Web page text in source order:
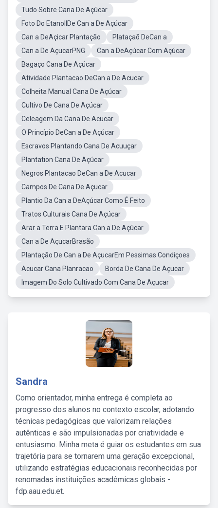
Tudo Sobre Cana De Açúcar
Foto Do EtanollDe Can a De Açúcar
Can a DeAçicar Plantação
Plataçaõ DeCan a
Can a De AçucarPNG
Can a DeAçúcar Com Açúcar
Bagaço Cana De Açúcar
Atividade Plantacao DeCan a De Acucar
Colheita Manual Cana De Açúcar
Cultivo De Cana De Açúcar
Celeagem Da Cana De Acucar
O Princípio DeCan a De Açúcar
Escravos Plantando Cana De Acuuçar
Plantation Cana De Açúcar
Negros Plantacao DeCan a De Acucar
Campos De Cana De Açucar
Plantio Da Can a DeAçúcar Como É Feito
Tratos Culturais Cana De Açúcar
Arar a Terra E Plantara Can a De Açúcar
Can a De AçucarBrasão
Plantação De Can a De AçucarEm Pessimas Condiçoes
Acucar Cana Planracao
Borda De Cana De Açucar
Imagem Do Solo Cultivado Com Cana De Açucar
Sandra
Como orientador, minha entrega é completa ao
progresso dos alunos no contexto escolar, adotando
técnicas pedagógicas que valorizam relações
autênticas e são impulsionadas por criatividade e
entusiasmo. Minha meta é guiar os estudantes em sua
trajetória para se tornarem uma geração excepcional,
utilizando estratégias educacionais reconhecidas por
renomadas instituições acadêmicas globais -
fdp.aau.edu.et.